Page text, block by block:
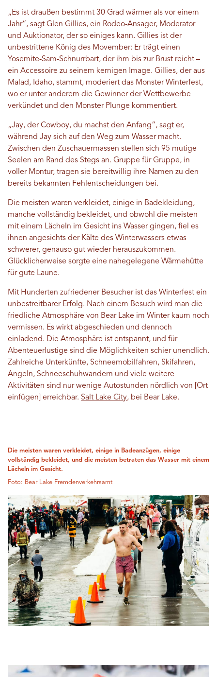
„Es ist draußen bestimmt 30 Grad wärmer als vor einem
Jahr“, sagt Glen Gillies, ein Rodeo-Ansager, Moderator
und Auktionator, der so einiges kann. Gillies ist der
unbestrittene König des Movember: Er trägt einen
Yosemite-Sam-Schnurrbart, der ihm bis zur Brust reicht –
ein Accessoire zu seinem kernigen Image. Gillies, der aus
Malad, Idaho, stammt, moderiert das Monster Winterfest,
wo er unter anderem die Gewinner der Wettbewerbe
verkündet und den Monster Plunge kommentiert.
„Jay, der Cowboy, du machst den Anfang“, sagt er,
während Jay sich auf den Weg zum Wasser macht.
Zwischen den Zuschauermassen stellen sich 95 mutige
Seelen am Rand des Stegs an. Gruppe für Gruppe, in
voller Montur, tragen sie bereitwillig ihre Namen zu den
bereits bekannten Fehlentscheidungen bei.
Die meisten waren verkleidet, einige in Badekleidung,
manche vollständig bekleidet, und obwohl die meisten
mit einem Lächeln im Gesicht ins Wasser gingen, fiel es
ihnen angesichts der Kälte des Winterwassers etwas
schwerer, genauso gut wieder herauszukommen.
Glücklicherweise sorgte eine nahegelegene Wärmehütte
für gute Laune.
Mit Hunderten zufriedener Besucher ist das Winterfest ein
unbestreitbarer Erfolg. Nach einem Besuch wird man die
friedliche Atmosphäre von Bear Lake im Winter kaum noch
vermissen. Es wirkt abgeschieden und dennoch
einladend. Die Atmosphäre ist entspannt, und für
Abenteuerlustige sind die Möglichkeiten schier unendlich.
Zahlreiche Unterkünfte, Schneemobilfahren, Skifahren,
Angeln, Schneeschuhwandern und viele weitere
Aktivitäten sind nur wenige Autostunden nördlich von [Ort
einfügen] erreichbar. Salt Lake City, bei Bear Lake.
Die meisten waren verkleidet, einige in Badeanzügen, einige
vollständig bekleidet, und die meisten betraten das Wasser mit einem
Lächeln im Gesicht.
Foto: Bear Lake Fremdenverkehrsamt